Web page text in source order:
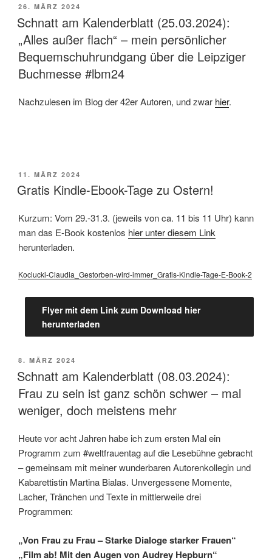
VERÖFFENTLICHT
AM
26. MÄRZ 2024
Schnatt am Kalenderblatt (25.03.2024):
„Alles außer flach“ – mein persönlicher
Bequemschuhrundgang über die Leipziger
Buchmesse #lbm24
Nachzulesen im Blog der 42er Autoren, und zwar hier.
VERÖFFENTLICHT
AM
11. MÄRZ 2024
Gratis Kindle-Ebook-Tage zu Ostern!
Kurzum: Vom 29.-31.3. (jeweils von ca. 11 bis 11 Uhr) kann
man das E-Book kostenlos hier unter diesem Link
herunterladen.
Kociucki-Claudia_Gestorben-wird-immer_Gratis-Kindle-Tage-E-Book-2
Flyer mit dem Link zum Download hier
herunterladen
VERÖFFENTLICHT
AM
8. MÄRZ 2024
Schnatt am Kalenderblatt (08.03.2024):
Frau zu sein ist ganz schön schwer – mal
weniger, doch meistens mehr
Heute vor acht Jahren habe ich zum ersten Mal ein
Programm zum #weltfrauentag auf die Lesebühne gebracht
– gemeinsam mit meiner wunderbaren Autorenkollegin und
Kabarettistin Martina Bialas. Unvergessene Momente,
Lacher, Tränchen und Texte in mittlerweile drei
Programmen:
„Von Frau zu Frau – Starke Dialoge starker Frauen“
„Film ab! Mit den Augen von Audrey Hepburn“